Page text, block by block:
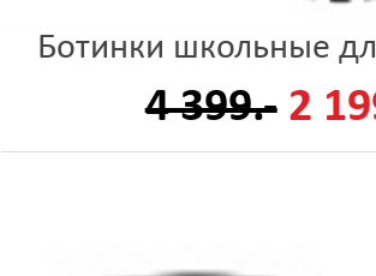
Ботинки школьные
4 399.- 2